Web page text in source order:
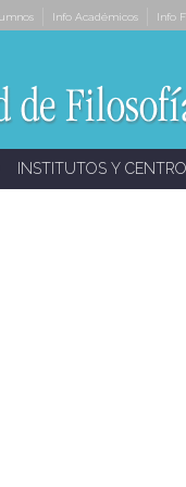
Info Académicos Info
INSTITUTOS Y